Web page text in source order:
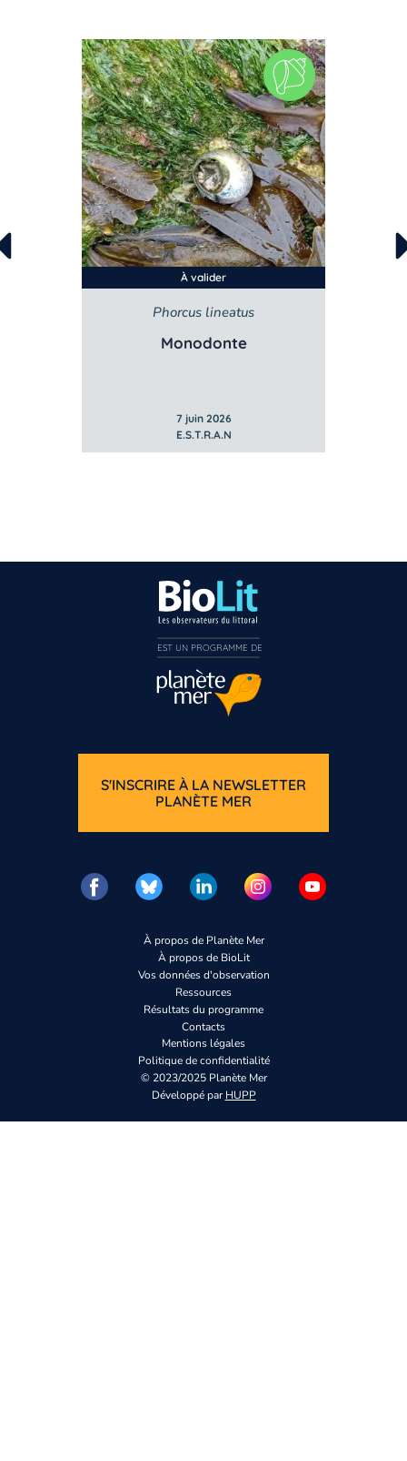
À valider
Phorcus lineatus
Monodonte
7 juin 2026
E.S.T.R.A.N
À propos de Planète Mer
À propos de BioLit
Vos données d'observation
Ressources
Résultats du programme
Contacts
Mentions légales
Politique de confidentialité
© 2023/2025 Planète Mer
Développé parHUPP
S'INSCRIRE À LA NEWSLETTER
PLANÈTE MER